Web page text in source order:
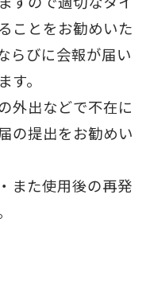
ことをお勧めいた
らびに会報が届い
。
外出などで不在に
の提出をお勧めい
また使用後の再発